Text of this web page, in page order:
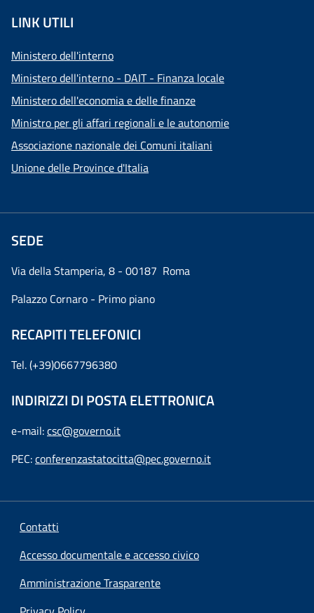
LINK UTILI
Ministero dell'interno
Ministero dell'interno - DAIT - Finanza locale
Ministero dell'economia e delle finanze
Ministro per gli affari regionali e le autonomie
Associazione nazionale dei Comuni italiani
Unione delle Province d'Italia
SEDE
Via della Stamperia, 8 - 00187 Roma
Palazzo Cornaro - Primo piano
RECAPITI TELEFONICI
Tel. (+39)0667796380
INDIRIZZI DI POSTA ELETTRONICA
e-mail:csc@governo.it
PEC:conferenzastatocitta@pec.governo.it
Contatti
Accesso documentale e accesso civico
Amministrazione Trasparente